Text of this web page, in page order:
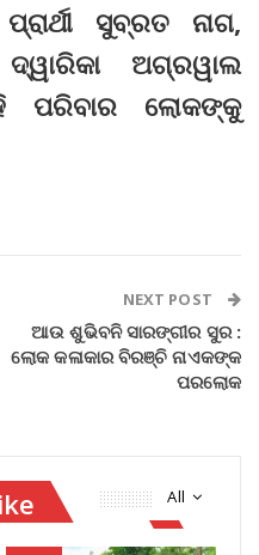
ସୁବ୍ରତ ନାଗ,
ଅଗ୍ରୱାଲ
ପରିବାର ଲୋକଙ୍କୁ
NEXT POST
ଆଉ ଶୁଭିବନି ସାରଙ୍ଗୀର ସୁର :
ଲୋକ କଳାକାର ବିରଞ୍ଚି ନାଏକଙ୍କ
ପରଲୋକ
All